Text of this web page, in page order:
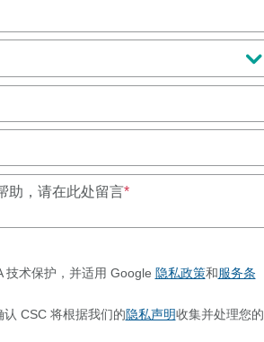
助，请在此处留言*最多 250 个字符。
技术保护，并适用 Google 隐私政策和服务条
CSC 将根据我们的 隐私声明收集并处理您的